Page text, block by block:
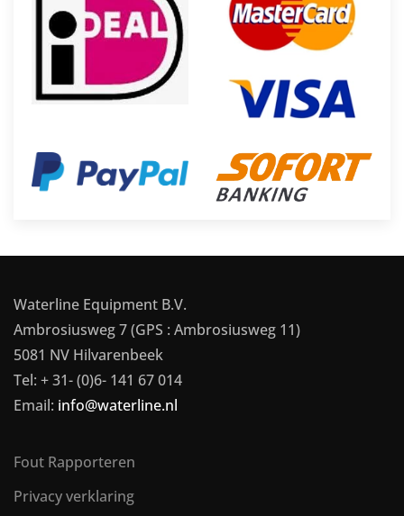
Waterline Equipment B.V.
Ambrosiusweg 7 (GPS : Ambrosiusweg 11)
5081 NV Hilvarenbeek
Tel: + 31- (0)6- 141 67 014
Email: info@waterline.nl
Fout Rapporteren
Privacy verklaring